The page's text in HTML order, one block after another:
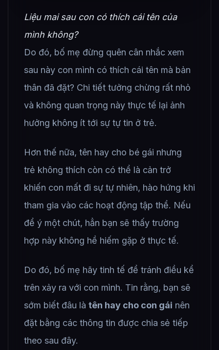
Liệu mai sau con có thích cái tên của
mình không?
Do đó, bố mẹ đừng quên cân nhắc xem
sau này con mình có thích cái tên mà bản
thân đã đặt? Chi tiết tưởng chừng rất nhỏ
và không quan trọng này thực tế lại ảnh
hưởng không ít tới sự tự tin ở trẻ.
Hơn thế nữa, tên hay cho bé gái nhưng
trẻ không thích còn có thể là cản trở
khiến con mất đi sự tự nhiên, hào hứng khi
tham gia vào các hoạt động tập thể. Nếu
để ý một chút, hẳn bạn sẽ thấy trường
hợp này không hề hiếm gặp ở thực tế.
Do đó, bố mẹ hãy tinh tế để tránh điều kể
trên xảy ra với con mình. Tin rằng, bạn sẽ
sớm biết đâu là tên hay cho con gái nên
đặt bằng các thông tin được chia sẻ tiếp
theo sau đây.